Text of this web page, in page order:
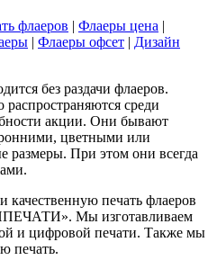
флаеров | Флаеры цена |
| Флаеры офсет | Дизайн
без раздачи флаеров.
среди
акции. Они бывают
цветными или
размеры. При этом они всегда
качественную печать флаеров
Мы изготавливаем
и цифровой печати. Также мы
печать.